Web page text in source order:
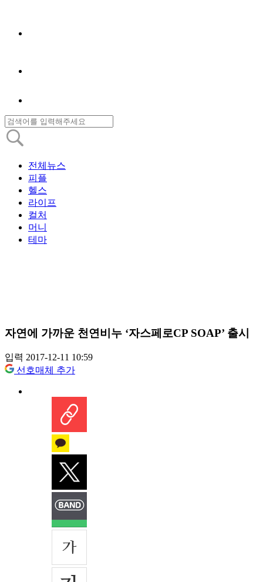
전체뉴스
피플
헬스
라이프
컬처
머니
테마
자연에 가까운 천연비누 ‘자스페로CP SOAP’ 출시
입력 2017-12-11 10:59
선호매체 추가